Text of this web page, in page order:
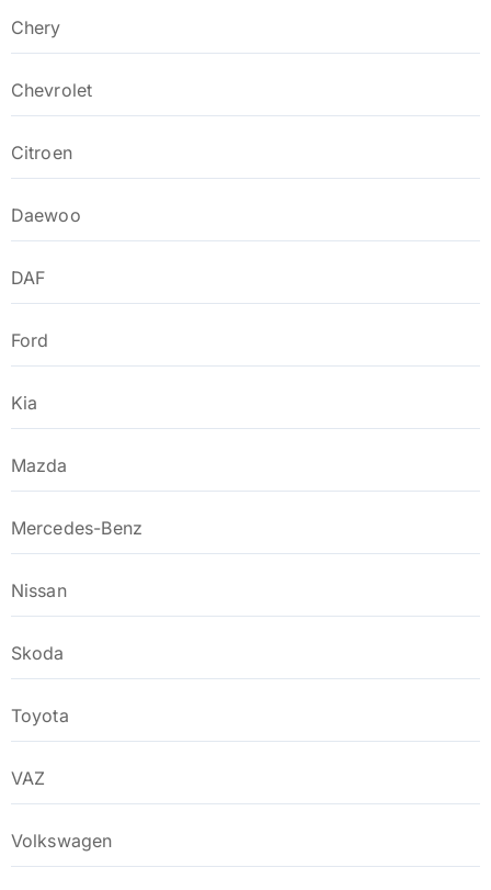
Chery
Chevrolet
Citroen
Daewoo
DAF
Ford
Kia
Mazda
Mercedes-Benz
Nissan
Skoda
Toyota
VAZ
Volkswagen